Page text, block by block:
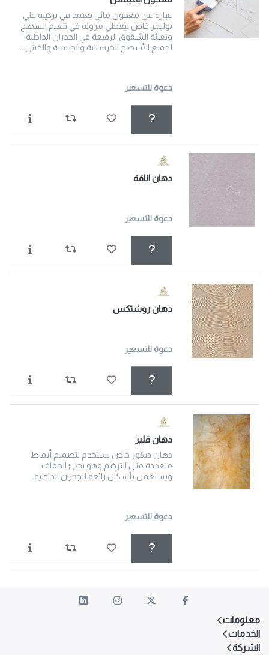
عباره عن معجون مائي يعتمد في تركيبه علي
بوليمر خاص ليعطي مرونه في تنعيم السطح
وتعبئة الشقوق الرفيعة في الجدران الداخلية
لجميع الأسطح الخرسانية والجبسية والخش...
دعوة للتسعير
دهان اناقة
دعوة للتسعير
دهان روشتكس
دعوة للتسعير
دهان قلیز
دهان ديكور خاص يستخدم لتصميم أنماط
متعددة مثل الترخيم وهو بطئ الجفاف
ويستعمل بأشكال رائعة للجدران الداخلية.
دعوة للتسعير
معلومات
الخدمات
الشركة